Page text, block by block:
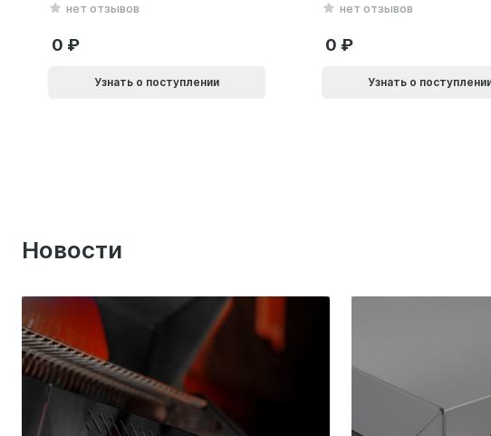
10х200мм 10L
нет отзывов
0
Узнать о поступлении
10х160мм 10L
нет отзывов
0
Узнать о
Новости